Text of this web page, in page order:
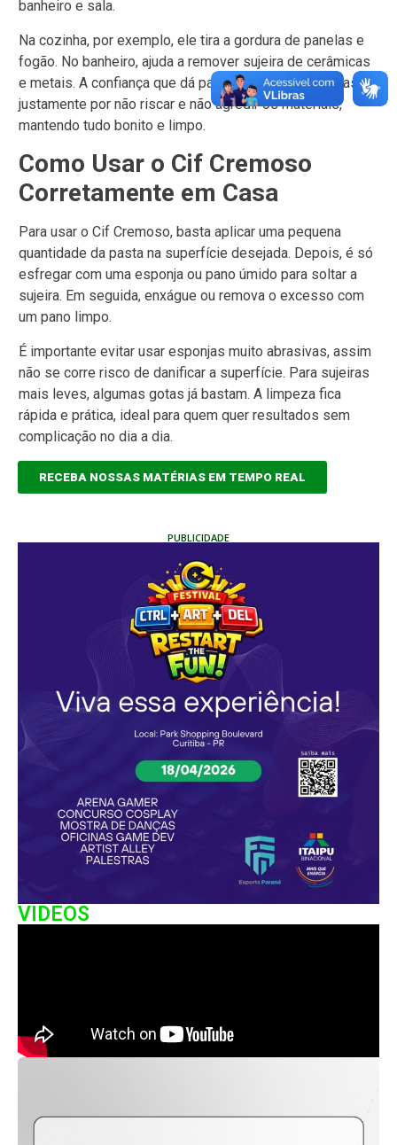
banheiro e sala.
Na cozinha, por exemplo, ele tira a gordura de panelas e
fogão. No banheiro, ajuda a remover sujeira de cerâmicas
e metais. A confiança que dá para usar em tantas áreas é
justamente por não riscar e não agredir os materiais,
mantendo tudo bonito e limpo.
Como Usar o Cif Cremoso
Corretamente em Casa
Para usar o Cif Cremoso, basta aplicar uma pequena
quantidade da pasta na superfície desejada. Depois, é só
esfregar com uma esponja ou pano úmido para soltar a
sujeira. Em seguida, enxágue ou remova o excesso com
um pano limpo.
É importante evitar usar esponjas muito abrasivas, assim
não se corre risco de danificar a superfície. Para sujeiras
mais leves, algumas gotas já bastam. A limpeza fica
rápida e prática, ideal para quem quer resultados sem
complicação no dia a dia.
RECEBA NOSSAS MATÉRIAS EM TEMPO REAL
PUBLICIDADE
VIDEOS